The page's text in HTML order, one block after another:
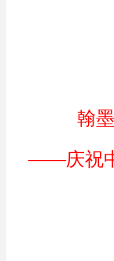
翰
——庆祝